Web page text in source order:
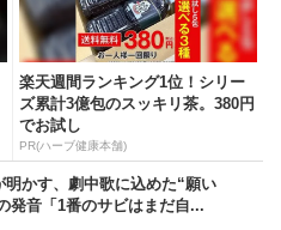
楽天週間ランキング1位！シリー
ズ累計3億包のスッキリ茶。380円
でお試し
PR(ハーブ健康本舗)
明かす、劇中歌に込めた“願い
発音「1番のサビはまだ自...